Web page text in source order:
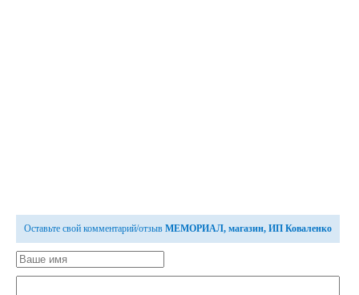
Оставьте свой комментарий/отзыв МЕМОРИАЛ, магазин, ИП Коваленко